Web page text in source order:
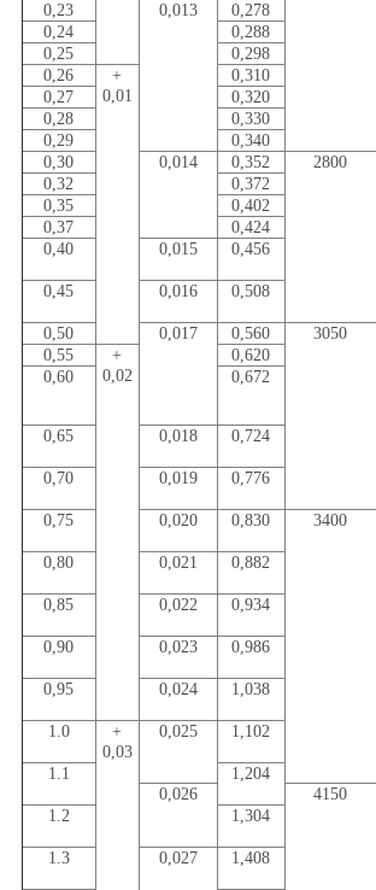
0,23
0,013 0,278
0,24
0,288
0,25
0,298
0,26
+
0,01
0,310
0,27
0,320
0,28
0,330
0,29
0,340
0,30
0,014 0,352 2800
0,32
0,372
0,35
0,402
0,37
0,424
0,40
0,015 0,456
0,45 0,016 0,508
0,50 0,017 0,560 3050
0,55
+
0,02
0,620
0,60
0,672
0,65 0,018 0,724
0,70 0,019 0,776
0,75 0,020 0,830 3400
0,80 0,021 0,882
0,85 0,022 0,934
0,90 0,023 0,986
0,95 0,024 1,038
1.0
+
0,03
0,025 1,102
1.1 1,204
0,026
4150
1.2
1,304
1.3 0,027 1,408